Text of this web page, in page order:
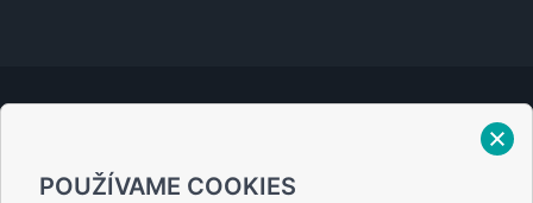
POUŽÍVAME COOKIES